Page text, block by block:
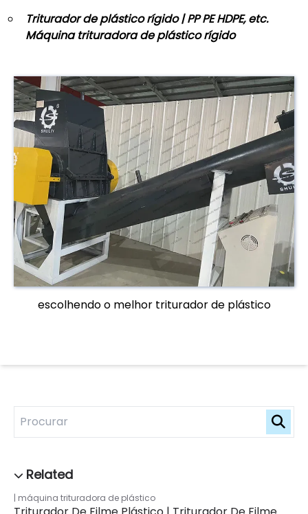
máquina trituradora de plástico
Triturador de plástico rígido | PP PE HDPE, etc.
Máquina trituradora de plástico rígido
escolhendo o melhor triturador de plástico